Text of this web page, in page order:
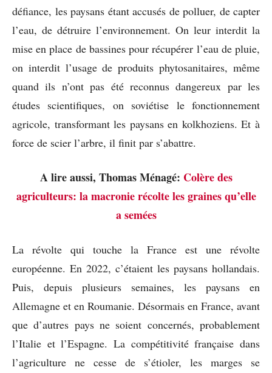
défiance, les paysans étant accusés de polluer, de capter
l’eau, de détruire l’environnement. On leur interdit la
mise en place de bassines pour récupérer l’eau de pluie,
on interdit l’usage de produits phytosanitaires, même
quand ils n’ont pas été reconnus dangereux par les
études scientifiques, on soviétise le fonctionnement
agricole, transformant les paysans en kolkhoziens. Et à
force de scier l’arbre, il finit par s’abattre.
A lire aussi, Thomas Ménagé: Colère des
agriculteurs: la macronie récolte les graines qu’elle
a semées
La révolte qui touche la France est une révolte
européenne. En 2022, c’étaient les paysans hollandais.
Puis, depuis plusieurs semaines, les paysans en
Allemagne et en Roumanie. Désormais en France, avant
que d’autres pays ne soient concernés, probablement
l’Italie et l’Espagne. La compétitivité française dans
l’agriculture ne cesse de s’étioler, les marges se